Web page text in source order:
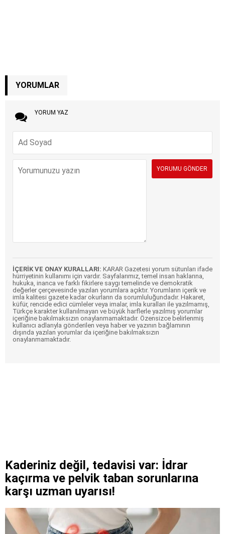
YORUMLAR
YORUM YAZ
İÇERİK VE ONAY KURALLARI: KARAR Gazetesi yorum sütunları ifade
hürriyetinin kullanımı için vardır. Sayfalarımız, temel insan haklarına,
hukuka, inanca ve farklı fikirlere saygı temelinde ve demokratik
değerler çerçevesinde yazılan yorumlara açıktır. Yorumların içerik ve
imla kalitesi gazete kadar okurların da sorumluluğundadır. Hakaret,
küfür, rencide edici cümleler veya imalar, imla kuralları ile yazılmamış,
Türkçe karakter kullanılmayan ve büyük harflerle yazılmış yorumlar
içeriğine bakılmaksızın onaylanmamaktadır. Özensizce belirlenmiş
kullanıcı adlarıyla gönderilen veya haber ve yazının bağlamının
dışında yazılan yorumlar da içeriğine bakılmaksızın
onaylanmamaktadır.
Kaderiniz değil, tedavisi var: İdrar
kaçırma ve pelvik taban sorunlarına
karşı uzman uyarısı!